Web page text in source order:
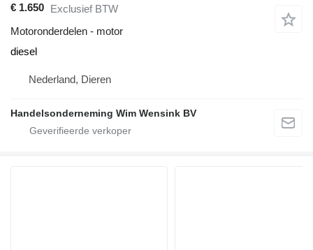
€ 1.650 Exclusief BTW
Motoronderdelen - motor
diesel
Nederland, Dieren
Handelsonderneming Wim Wensink BV